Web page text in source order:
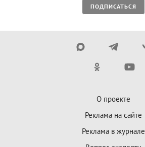
ПОДПИСАТЬСЯ
О проекте
Реклама на сайте
Реклама в журнале